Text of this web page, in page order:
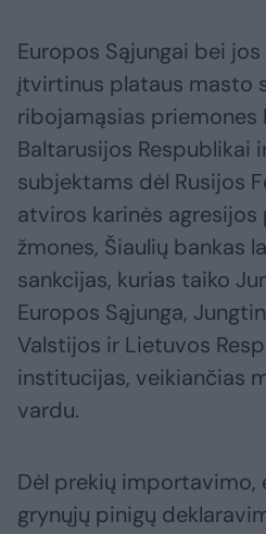
Europos Sąjungai bei
įtvirtinus plataus masto
ribojamąsias priemones
Baltarusijos Respublikai
subjektams dėl Rusijos
atviros karinės agresijos
žmones, Šiaulių bankas
sankcijas, kurias taiko
Europos Sąjunga,
Valstijos ir Lietuvos
institucijas, veikiančias
vardu.
Dėl prekių importavimo,
grynųjų pinigų